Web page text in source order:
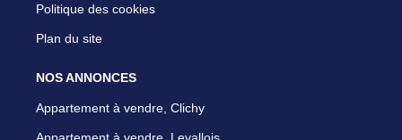
Politique des cookies
Plan du site
NOS ANNONCES
Appartement à vendre, Clichy
Appartement à vendre, Levallois